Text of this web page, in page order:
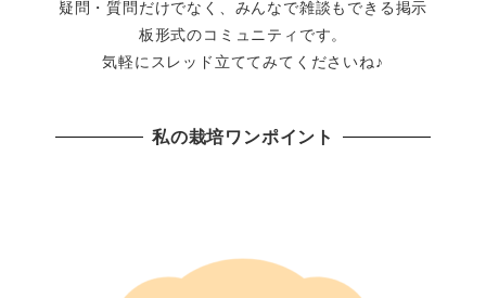
疑問・質問だけでなく、みんなで雑談もできる掲示
板形式のコミュニティです。
気軽にスレッド立ててみてくださいね♪
私の栽培ワンポイント